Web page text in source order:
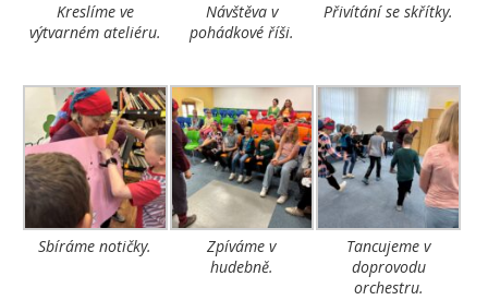
Kreslíme ve
výtvarném ateliéru.
Návštěva v
pohádkové říši.
Přivítání se skřítky.
Sbíráme notičky.
Zpíváme v
hudebně.
Tancujeme v
doprovodu
orchestru.